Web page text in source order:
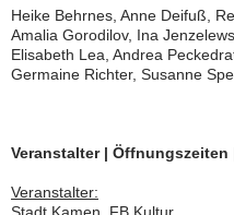
Heike Behrnes, Anne Deifuß,
Amalia Gorodilov, Ina
Elisabeth Lea, Andrea
Germaine Richter, Susanne
Veranstalter | Öffnungszeiten
Veranstalter:
Stadt Kamen, FB Kultur